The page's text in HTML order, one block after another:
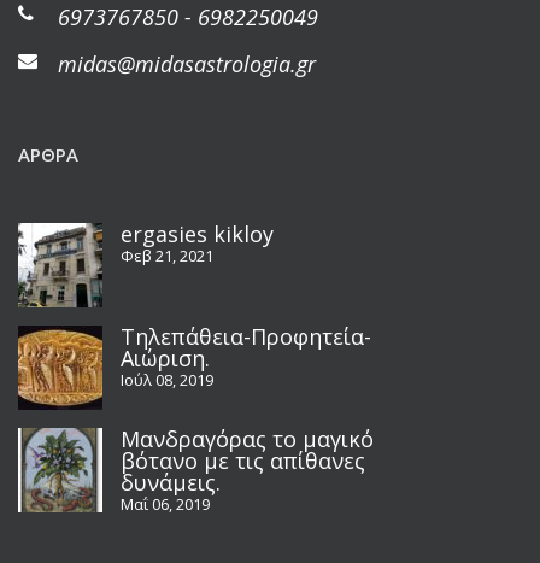
6973767850 - 6982250049
midas@midasastrologia.gr
ΆΡΘΡΑ
ergasies kikloy
Φεβ 21, 2021
Τηλεπάθεια-Προφητεία-
Αιώριση.
Ιούλ 08, 2019
Μανδραγόρας το μαγικό
βότανο με τις απίθανες
δυνάμεις.
Μαΐ 06, 2019